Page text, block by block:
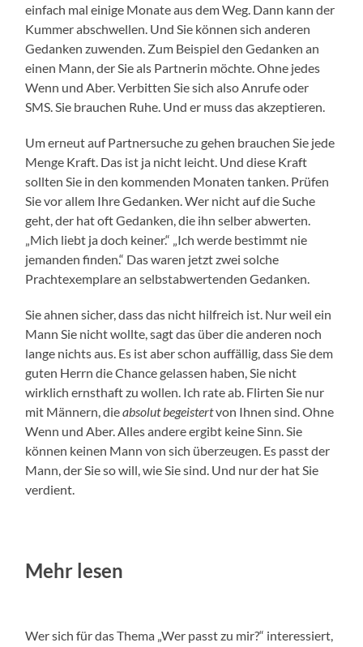
einfach mal einige Monate aus dem Weg. Dann kann der
Kummer abschwellen. Und Sie können sich anderen
Gedanken zuwenden. Zum Beispiel den Gedanken an
einen Mann, der Sie als Partnerin möchte. Ohne jedes
Wenn und Aber. Verbitten Sie sich also Anrufe oder
SMS. Sie brauchen Ruhe. Und er muss das akzeptieren.
Um erneut auf Partnersuche zu gehen brauchen Sie jede
Menge Kraft. Das ist ja nicht leicht. Und diese Kraft
sollten Sie in den kommenden Monaten tanken. Prüfen
Sie vor allem Ihre Gedanken. Wer nicht auf die Suche
geht, der hat oft Gedanken, die ihn selber abwerten.
„Mich liebt ja doch keiner.“ „Ich werde bestimmt nie
jemanden finden.“ Das waren jetzt zwei solche
Prachtexemplare an selbstabwertenden Gedanken.
Sie ahnen sicher, dass das nicht hilfreich ist. Nur weil ein
Mann Sie nicht wollte, sagt das über die anderen noch
lange nichts aus. Es ist aber schon auffällig, dass Sie dem
guten Herrn die Chance gelassen haben, Sie nicht
wirklich ernsthaft zu wollen. Ich rate ab. Flirten Sie nur
mit Männern, dieabsolut begeistertvon Ihnen sind. Ohne
Wenn und Aber. Alles andere ergibt keine Sinn. Sie
können keinen Mann von sich überzeugen. Es passt der
Mann, der Sie so will, wie Sie sind. Und nur der hat Sie
verdient.
Mehr lesen
Wer sich für das Thema „Wer passt zu mir?“ interessiert,